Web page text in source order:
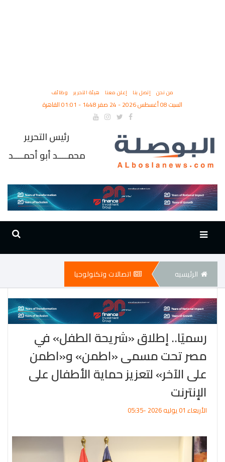
من نحن إتصل بنا إعلن معنا هيئة التحرير وظائف
السبت 08 أغسطس 2026 - 24 صفر 1448 - 01:01 القاهرة
رئيس التحرير
محمــــد أبو أحمــــد
الرئيسيه اتصالات وتكنولوجيا
رسميًا.. إطلاق «شريحة الطفل» في
مصر تحت مسمى «اطمن» و«اطمن
على الآخر» لتعزيز حماية الأطفال على
الإنترنت
الأربعاء 01 يوليه 2026 -05:35